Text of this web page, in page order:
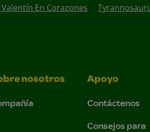
En Corazones
nosotros Apoyo
Contáctenos
Consejos para